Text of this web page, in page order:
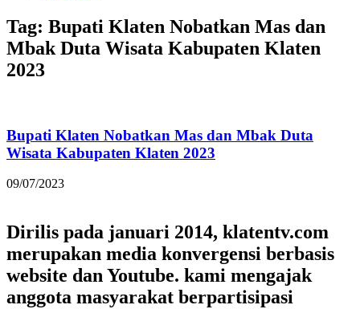
Tag: Bupati Klaten Nobatkan Mas dan
Mbak Duta Wisata Kabupaten Klaten
2023
Bupati Klaten Nobatkan Mas dan Mbak Duta
Wisata Kabupaten Klaten 2023
09/07/2023
Dirilis pada januari 2014, klatentv.com
merupakan media konvergensi berbasis
website dan Youtube. kami mengajak
anggota masyarakat berpartisipasi